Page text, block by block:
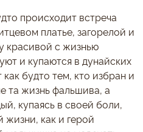
происходит встреча
платье, загорелой и
красивой с жизнью
и купаются в дунайских
будто тем, кто избран и
та жизнь фальшива, а
купаясь в своей боли,
жизни, как и герой